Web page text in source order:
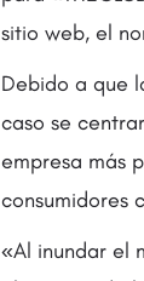
sitio web, el
Debido a que
caso se
empresa más
consumidores
«Al inundar el